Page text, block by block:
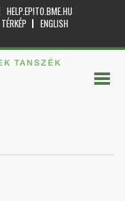
HELP.EPITO.BME.HU
TÉRKÉP
ENGLISH
TANSZÉK